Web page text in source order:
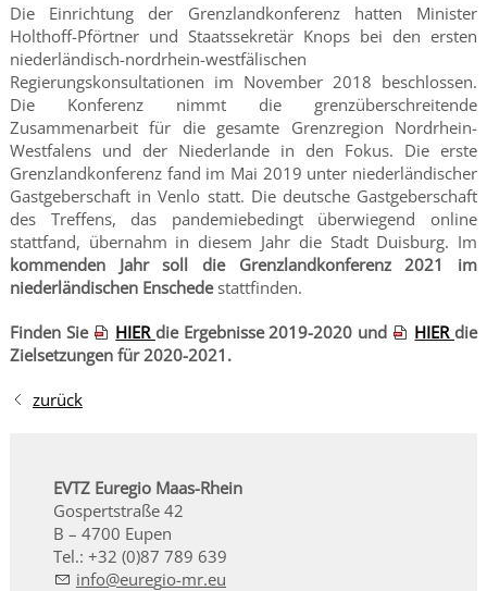
Die Einrichtung der Grenzlandkonferenz hatten Minister
Holthoff-Pförtner und Staatssekretär Knops bei den ersten
niederländisch-nordrhein-westfälischen
Regierungskonsultationen im November 2018 beschlossen.
Die Konferenz nimmt die grenzüberschreitende
Zusammenarbeit für die gesamte Grenzregion Nordrhein-
Westfalens und der Niederlande in den Fokus. Die erste
Grenzlandkonferenz fand im Mai 2019 unter niederländischer
Gastgeberschaft in Venlo statt. Die deutsche Gastgeberschaft
des Treffens, das pandemiebedingt überwiegend online
stattfand, übernahm in diesem Jahr die Stadt Duisburg. Im
kommenden Jahr soll die Grenzlandkonferenz 2021 im
niederländischen Enschedestattfinden.
Finden Sie HIER die Ergebnisse 2019-2020 und HIERdie
Zielsetzungen für 2020-2021.
zurück
EVTZ Euregio Maas-Rhein
Gospertstraße 42
B – 4700 Eupen
Tel.: +32 (0)87 789 639
nf
r g -mr